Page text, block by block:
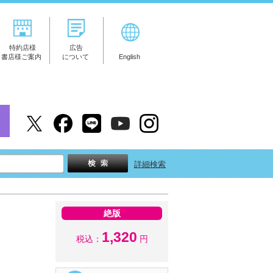
特約店様
書店様ご案内
広告
について
English
詳細検索
絶版
税込： 1,320 円